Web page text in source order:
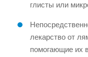
глисты или
лекарство от
помогающие их